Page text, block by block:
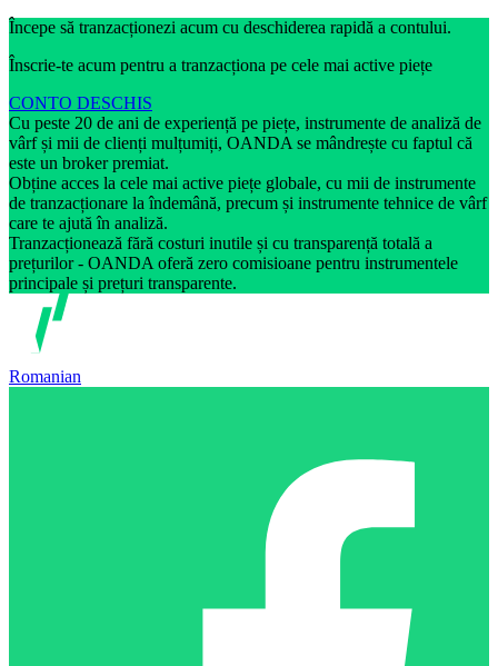
Începe să tranzacționezi acum cu deschiderea rapidă a contului.
Înscrie-te acum pentru a tranzacționa pe cele mai active piețe
CONTO DESCHIS
Cu peste 20 de ani de experiență pe piețe, instrumente de analiză de
vârf și mii de clienți mulțumiți, OANDA se mândrește cu faptul că
este un broker premiat.
Obține acces la cele mai active piețe globale, cu mii de instrumente
de tranzacționare la îndemână, precum și instrumente tehnice de vârf
care te ajută în analiză.
Tranzacționează fără costuri inutile și cu transparență totală a
prețurilor - OANDA oferă zero comisioane pentru instrumentele
principale și prețuri transparente.
Romanian